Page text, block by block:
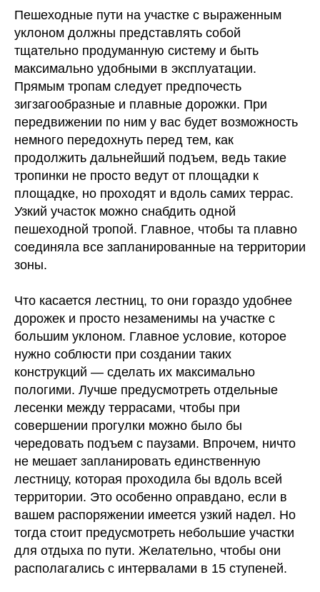
Пешеходные пути на участке с выраженным
уклоном должны представлять собой
тщательно продуманную систему и быть
максимально удобными в эксплуатации.
Прямым тропам следует предпочесть
зигзагообразные и плавные дорожки. При
передвижении по ним у вас будет возможность
немного передохнуть перед тем, как
продолжить дальнейший подъем, ведь такие
тропинки не просто ведут от площадки к
площадке, но проходят и вдоль самих террас.
Узкий участок можно снабдить одной
пешеходной тропой. Главное, чтобы та плавно
соединяла все запланированные на территории
зоны.
Что касается лестниц, то они гораздо удобнее
дорожек и просто незаменимы на участке с
большим уклоном. Главное условие, которое
нужно соблюсти при создании таких
конструкций — сделать их максимально
пологими. Лучше предусмотреть отдельные
лесенки между террасами, чтобы при
совершении прогулки можно было бы
чередовать подъем с паузами. Впрочем, ничто
не мешает запланировать единственную
лестницу, которая проходила бы вдоль всей
территории. Это особенно оправдано, если в
вашем распоряжении имеется узкий надел. Но
тогда стоит предусмотреть небольшие участки
для отдыха по пути. Желательно, чтобы они
располагались с интервалами в 15 ступеней.